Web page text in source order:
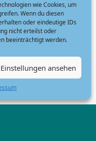
wie Cookies, um
Wenn du diesen
oder eindeutige IDs
nicht erteilst oder
beeinträchtigt werden.
Einstellungen ansehen
搜
索